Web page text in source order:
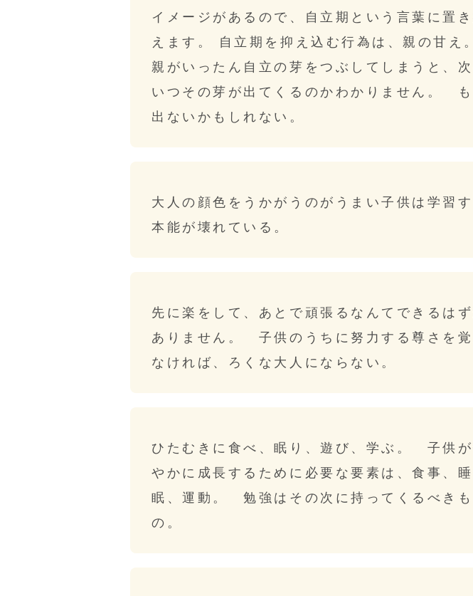
イメージがあるので、自立期という言葉に置き
えます。 自立期を抑え込む行為は、親の甘
親がいったん自立の芽をつぶしてしまうと、次
いつその芽が出てくるのかわかりません。 も
出ないかもしれない。
大人の顔色をうかがうのがうまい子供は学習す
本能が壊れている。
先に楽をして、あとで頑張るなんてできるは
ありません。 子供のうちに努力する尊さを覚
なければ、ろくな大人にならない。
ひたむきに食べ、眠り、遊び、学ぶ。 子供が
やかに成長するために必要な要素は、食事、睡
眠、運動。 勉強はその次に持ってくるべきも
の。